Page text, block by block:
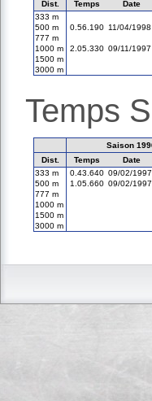
Dist.
Temps Date
333 m
500 m
0.56.190 11/04/1998
777 m
1000 m
2.05.330 09/11/1997
1500 m
3000 m
Temps
Saison
Dist.
Temps Date
333 m
0.43.640 09/02/1997
500 m
1.05.660 09/02/1997
777 m
1000 m
1500 m
3000 m